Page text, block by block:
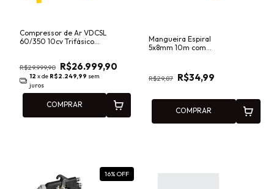
Compressor de Ar VDCSL
60/350 10cv Trifásico
R$29.999,90 R$26.999,90
12 x de R$2.249,99 sem
juros
COMPRAR
Mangueira Espiral
5x8mm 10m com
R$29,87 R$34,99
COMPRAR
16% OFF